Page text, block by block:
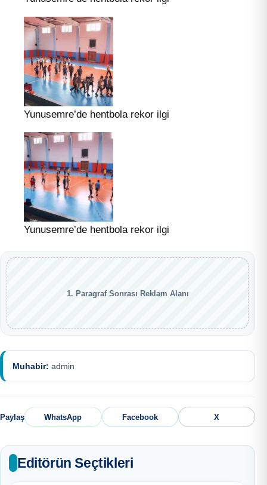
Yunusemre’de hentbola rekor ilgi
Yunusemre’de hentbola rekor ilgi
1. Paragraf Sonrası Reklam Alanı
Muhabir: admin
Paylaş WhatsApp Facebook X
Editörün Seçtikleri